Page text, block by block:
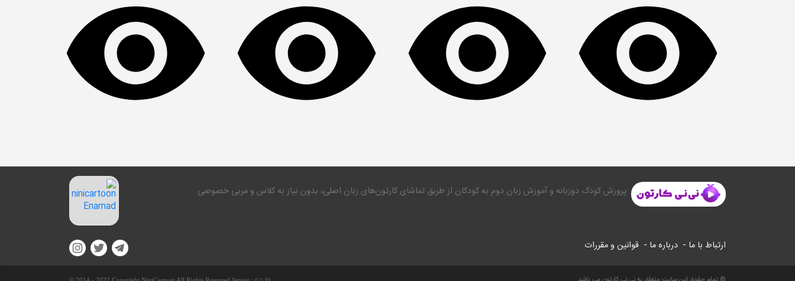
پرورش کودک دوزبانه و آموزش زبان دوم به کودکان از طریق تماشای کارتون‌های زبان اصلی، بدون نیاز به کلاس و مربی خصوصی
ارتباط با ما - درباره ما - قوانین و مقررات